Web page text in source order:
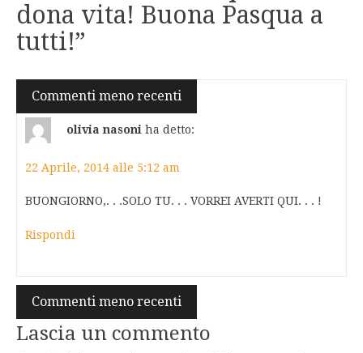
dona vita! Buona Pasqua a
tutti!”
Navigazione
commenti
Commenti meno recenti
olivia nasoni ha detto:
22 Aprile, 2014 alle 5:12 am
BUONGIORNO,. . .SOLO TU. . . VORREI AVERTI QUI. . . !
Rispondi
Navigazione
commenti
Commenti meno recenti
Lascia un commento